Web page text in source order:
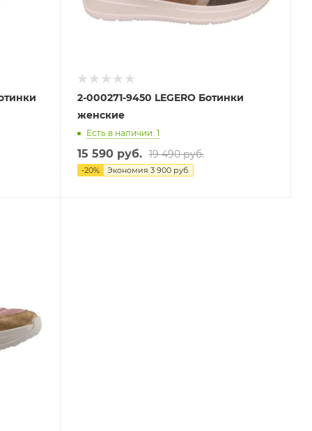
2-000271-9450 LEGERO Ботинки
женские
Есть в наличии: 1
15 590 руб. 19 490 руб.
-20% Экономия 3 900 руб.